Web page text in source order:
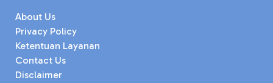
About Us
Privacy Policy
Ketentuan Layanan
Contact Us
Disclaimer